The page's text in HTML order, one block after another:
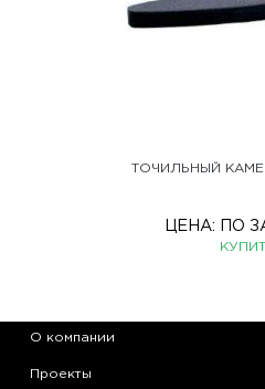
ТОЧИЛЬНЫЙ
ЦЕНА: ПО
О компании
Проекты